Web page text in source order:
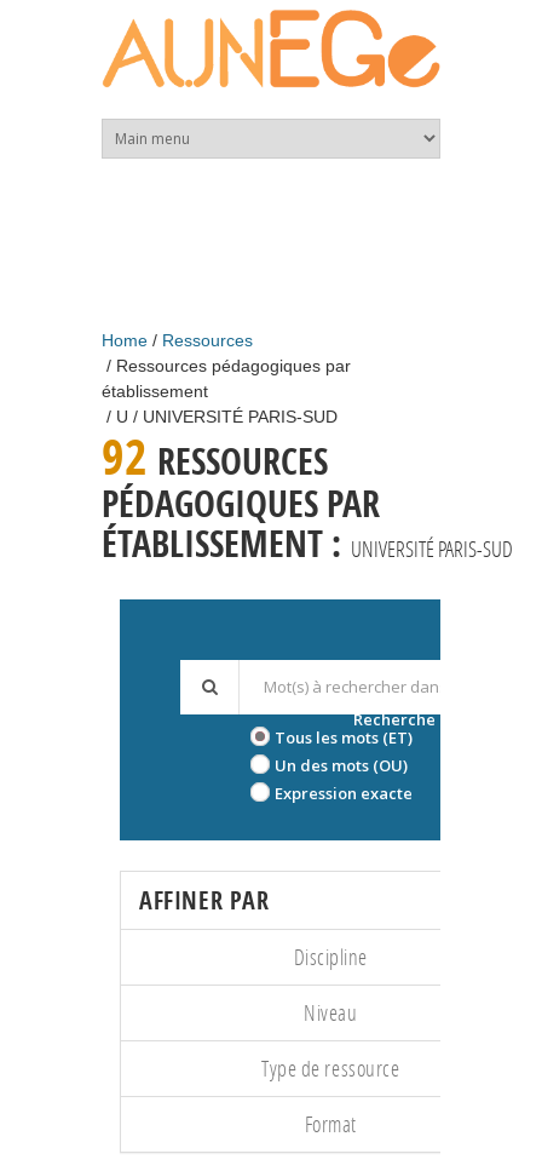
Home
Ressources
Ressources pédagogiques par
établissement
U
UNIVERSITÉ PARIS-SUD
92 RESSOURCES
PÉDAGOGIQUES PAR
ÉTABLISSEMENT : UNIVERSITÉ PARIS-SUD
Tous les mots (ET)
Un des mots (OU)
Expression exacte
Recherche avancée
AFFINER PAR
Discipline
Niveau
Type de ressource
Format